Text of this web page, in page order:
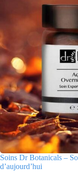
Soins Dr Botanicals –
d’aujourd’hui